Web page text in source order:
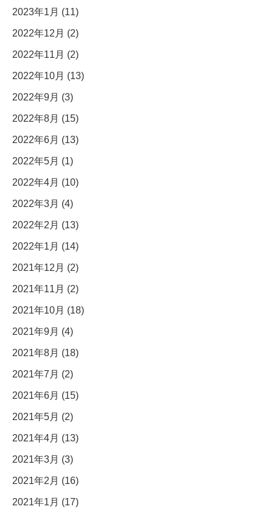
2023年1月 (11)
2022年12月 (2)
2022年11月 (2)
2022年10月 (13)
2022年9月 (3)
2022年8月 (15)
2022年6月 (13)
2022年5月 (1)
2022年4月 (10)
2022年3月 (4)
2022年2月 (13)
2022年1月 (14)
2021年12月 (2)
2021年11月 (2)
2021年10月 (18)
2021年9月 (4)
2021年8月 (18)
2021年7月 (2)
2021年6月 (15)
2021年5月 (2)
2021年4月 (13)
2021年3月 (3)
2021年2月 (16)
2021年1月 (17)